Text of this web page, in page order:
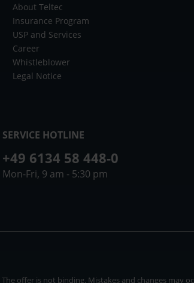
About Teltec
Insurance Program
USP and Services
Career
Whistleblower
Legal Notice
SERVICE HOTLINE
+49 6134 58 448-0
Mon-Fri, 9 am - 5:30 pm
offer is not binding. Mistakes and changes may